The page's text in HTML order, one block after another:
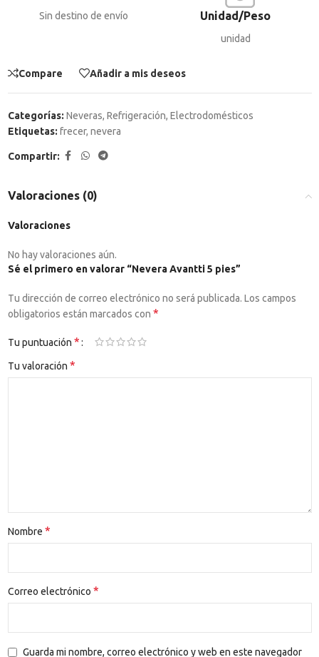
Sin destino de envío Unidad/Peso
unidad
Compare Añadir a mis deseos
Categorías: Neveras, Refrigeración, Electrodomésticos
Etiquetas: frecer, nevera
Compartir:
Valoraciones (0)
Valoraciones
No hay valoraciones aún.
Sé el primero en valorar “Nevera Avantti 5 pies”
Tu dirección de correo electrónico no será publicada. Los campos
obligatorios están marcados con *
Tu puntuación *
Tu valoración *
Nombre *
Correo electrónico *
Guarda mi nombre, correo electrónico y web en este navegador